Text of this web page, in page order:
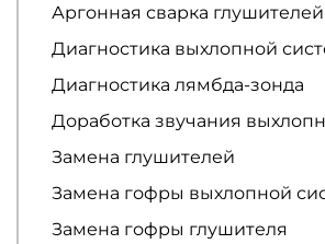
Аргонная сварка глушителей
Диагностика выхлопной
Диагностика лямбда-зонда
Доработка звучания
Замена глушителей
Замена гофры выхлопной
Замена гофры глушителя